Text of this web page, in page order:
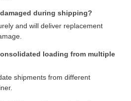
during shipping?
and will deliver replacement
loading from multiple
shipments from different